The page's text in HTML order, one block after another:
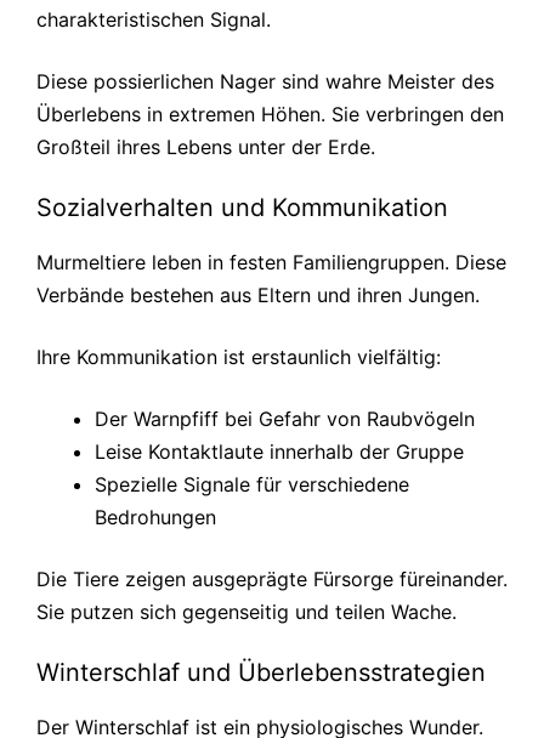
charakteristischen Signal.
Diese possierlichen Nager sind wahre Meister des
Überlebens in extremen Höhen. Sie verbringen den
Großteil ihres Lebens unter der Erde.
Sozialverhalten und Kommunikation
Murmeltiere leben in festen Familiengruppen. Diese
Verbände bestehen aus Eltern und ihren Jungen.
Ihre Kommunikation ist erstaunlich vielfältig:
Der Warnpfiff bei Gefahr von Raubvögeln
Leise Kontaktlaute innerhalb der Gruppe
Spezielle Signale für verschiedene
Bedrohungen
Die Tiere zeigen ausgeprägte Fürsorge füreinander.
Sie putzen sich gegenseitig und teilen Wache.
Winterschlaf und Überlebensstrategien
Der Winterschlaf ist ein physiologisches Wunder.